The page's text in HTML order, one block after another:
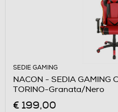
SEDIE GAMING
NACON - SEDIA GAMING
TORINO-Granata/Nero
€ 199,00